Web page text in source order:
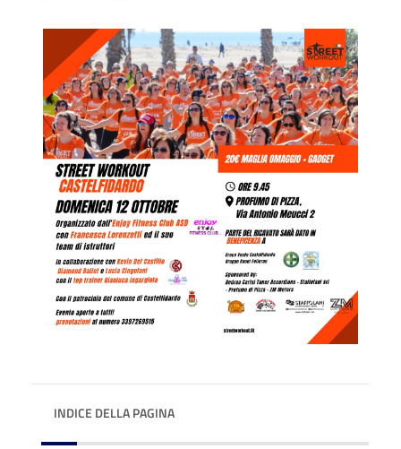
INDICE DELLA PAGINA